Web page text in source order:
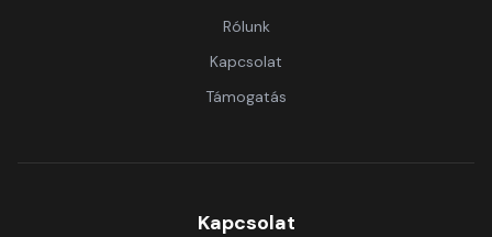
Rólunk
Kapcsolat
Támogatás
Kapcsolat